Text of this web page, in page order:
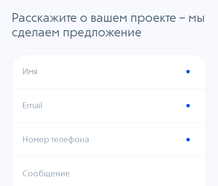
Расскажите о вашем проекте – мы
сделаем предложение
Имя
Email
Номер телефона
Сообщение